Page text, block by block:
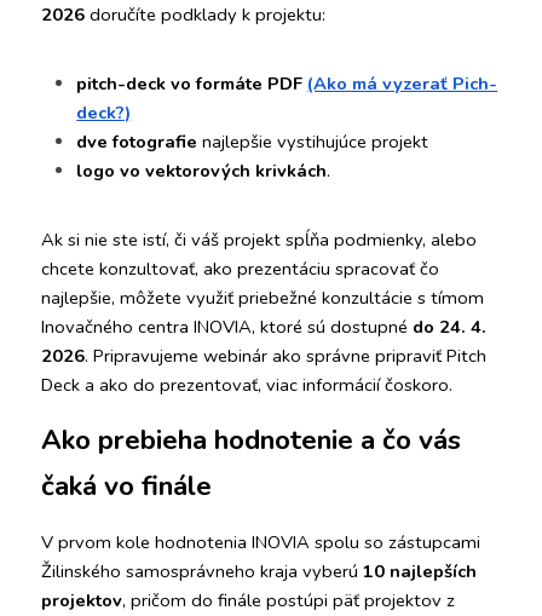
2026 doručíte podklady k projektu:
pitch-deck vo formáte PDF (Ako má vyzerať Pich-
deck?)
dve fotografie najlepšie vystihujúce projekt
logo vo vektorových krivkách.
Ak si nie ste istí, či váš projekt spĺňa podmienky, alebo
chcete konzultovať, ako prezentáciu spracovať čo
najlepšie, môžete využiť priebežné konzultácie s tímom
Inovačného centra INOVIA, ktoré sú dostupné do 24. 4.
2026. Pripravujeme webinár ako správne pripraviť Pitch
Deck a ako do prezentovať, viac informácií čoskoro.
Ako prebieha hodnotenie a čo vás
čaká vo finále
V prvom kole hodnotenia INOVIA spolu so zástupcami
Žilinského samosprávneho kraja vyberú 10 najlepších
projektov, pričom do finále postúpi päť projektov z